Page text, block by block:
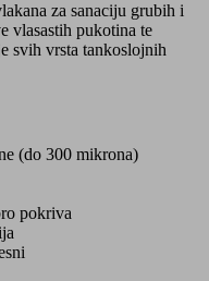
za sanaciju grubih i
vlasastih pukotina te
svih vrsta tankoslojnih
(do 300 mikrona)
pokriva